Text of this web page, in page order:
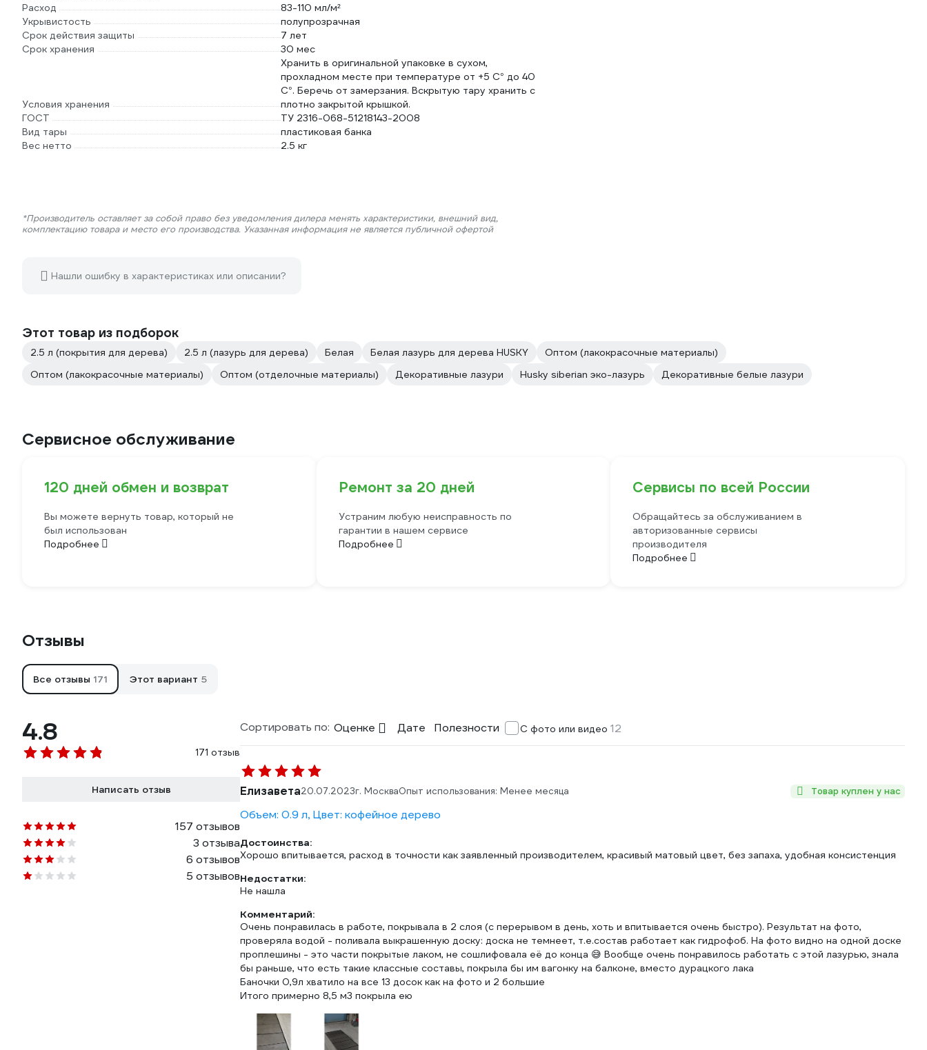
Расход
83-110 мл/м²
Укрывистость
полупрозрачная
Срок действия защиты
7 лет
Срок хранения
30 мес
Условия хранения
Хранить в оригинальной упаковке в сухом,
прохладном месте при температуре от +5 С° до 40
С°. Беречь от замерзания. Вскрытую тару хранить с
плотно закрытой крышкой.
ГОСТ
ТУ 2316-068-51218143-2008
Вид тары
пластиковая банка
Вес нетто
2.5 кг
*Производитель оставляет за собой право без уведомления дилера менять характеристики, внешний вид,
комплектацию товара и место его производства. Указанная информация не является публичной офертой
Нашли ошибку в характеристиках или описании?
Этот товар из подборок
2.5 л (покрытия для дерева) 2.5 л (лазурь для дерева) Белая Белая лазурь для дерева HUSKY
Оптом (лакокрасочные материалы)
Оптом (лакокрасочные материалы)
Оптом (отделочные материалы) Декоративные лазури Husky siberian эко-лазурь Декоративные белые лазури
Сервисное обслуживание
120 дней обмен и возврат
Вы можете вернуть товар, который не
был использован
Подробнее
Ремонт за 20 дней
Устраним любую неисправность по
гарантии в нашем сервисе
Подробнее
Сервисы по всей России
Обращайтесь за обслуживанием в
авторизованные сервисы
производителя
Подробнее
Отзывы
Все отзывы 171 Этот вариант 5
4.8
171 отзыв
Написать отзыв
157 отзывов
3 отзыва
6 отзывов
5 отзывов
Сортировать по: Оценке Дате Полезности С фото или видео 12
Елизавета20.07.2023г. МоскваОпыт использования: Менее месяца Товар куплен у нас
Объем: 0.9 л, Цвет: кофейное дерево
Достоинства:
Хорошо впитывается, расход в точности как заявленный производителем, красивый матовый цвет, без запаха, удобная консистенция
Недостатки:
Не нашла
Комментарий:
Очень понравилась в работе, покрывала в 2 слоя (с перерывом в день, хоть и впитывается очень быстро). Результат на фото,
проверяла водой - поливала выкрашенную доску: доска не темнеет, т.е.состав работает как гидрофоб. На фото видно на одной доске
проплешины - это части покрытые лаком, не сошлифовала её до конца 😅 Вообще очень понравилось работать с этой лазурью, знала
бы раньше, что есть такие классные составы, покрыла бы им вагонку на балконе, вместо дурацкого лака
Баночки 0,9л хватило на все 13 досок как на фото и 2 большие
Итого примерно 8,5 м3 покрыла ею